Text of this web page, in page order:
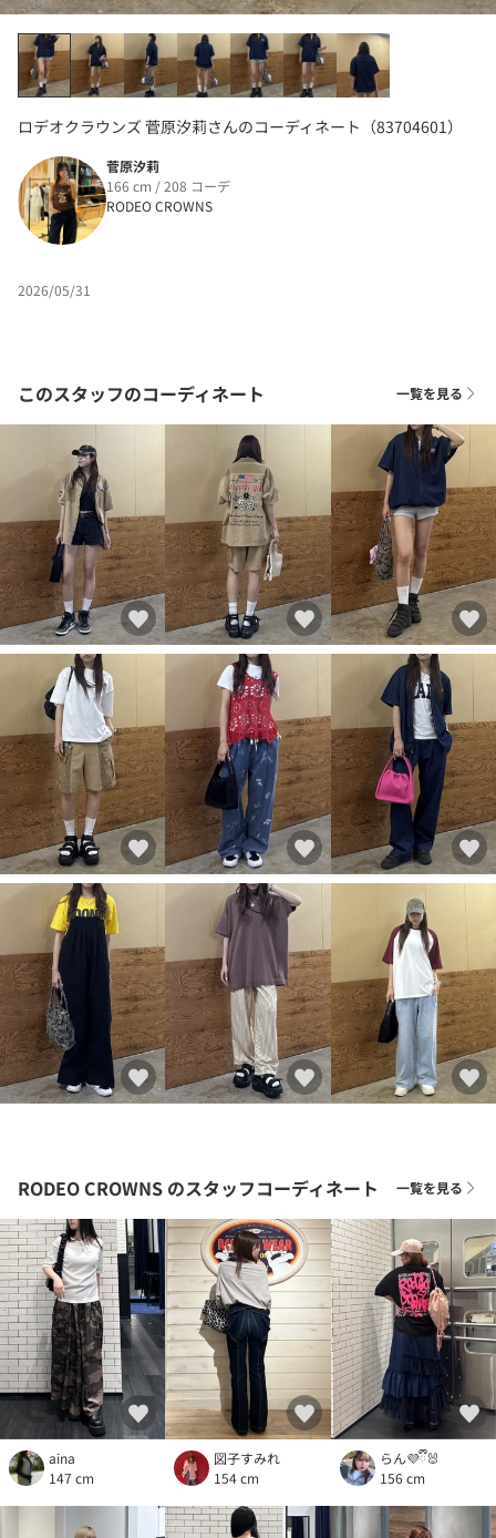
ロデオクラウンズ 菅原汐莉さんのコーディネート（83704601）
菅原汐莉
166 cm / 208 コーデ
RODEO CROWNS
2026/05/31
このスタッフのコーディネート 一覧を見る
RODEO CROWNS のスタッフコーディネート 一覧を見る
aina
147 cm
図子すみれ
154 cm
らん💜ྀི🐰
156 cm